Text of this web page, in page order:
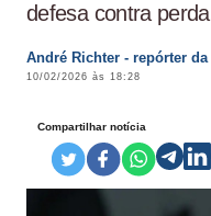
defesa contra
André Richter - repórter da
10/02/2026 às 18:28
Compartilhar notícia